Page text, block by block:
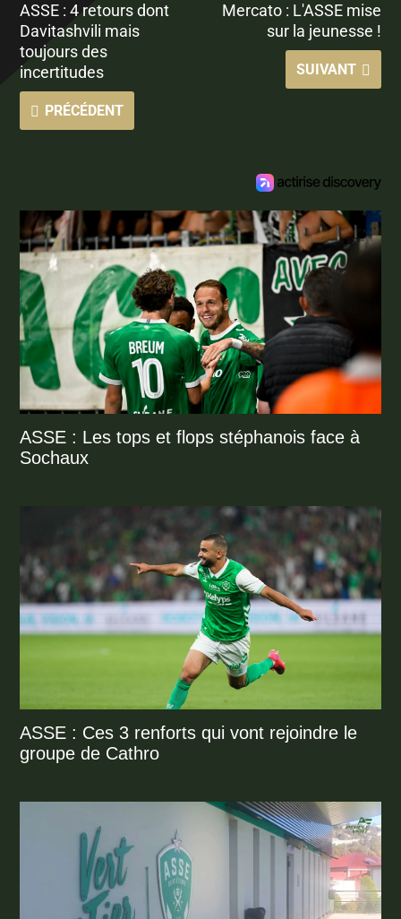
ASSE : 4 retours dont
Davitashvili mais
toujours des
incertitudes
PRÉCÉDENT
Mercato : L'ASSE mise
sur la jeunesse !
SUIVANT
ASSE : Les tops et flops stéphanois face à
Sochaux
ASSE : Ces 3 renforts qui vont rejoindre le
groupe de Cathro